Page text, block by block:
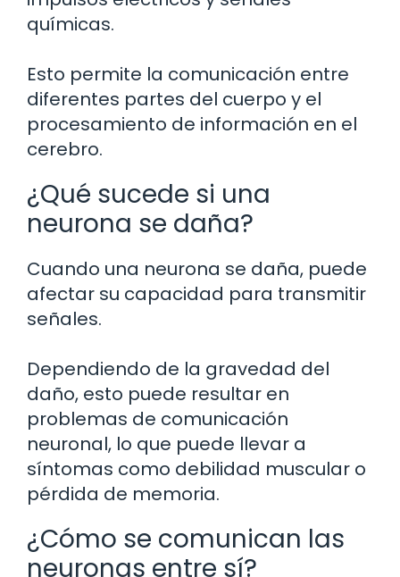
químicas.
Esto permite la comunicación entre
diferentes partes del cuerpo y el
procesamiento de información en el
cerebro.
¿Qué sucede si una
neurona se daña?
Cuando una neurona se daña, puede
afectar su capacidad para transmitir
señales.
Dependiendo de la gravedad del
daño, esto puede resultar en
problemas de comunicación
neuronal, lo que puede llevar a
síntomas como debilidad muscular o
pérdida de memoria.
¿Cómo se comunican las
neuronas entre sí?